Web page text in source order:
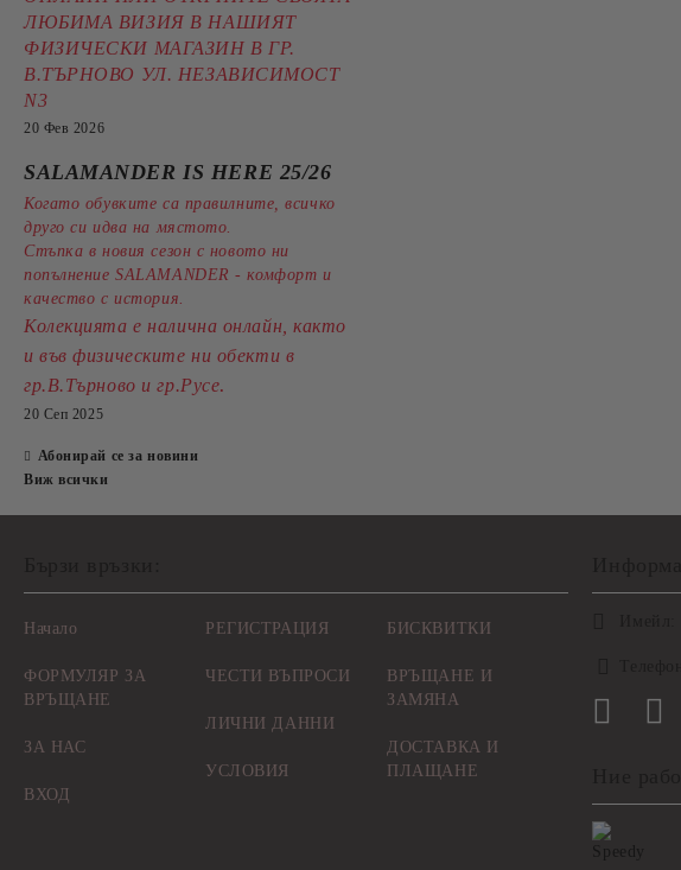
ЛЮБИМА ВИЗИЯ В НАШИЯТ
ФИЗИЧЕСКИ МАГАЗИН В ГР.
В.ТЪРНОВО УЛ. НЕЗАВИСИМОСТ
N3
20 Фев 2026
SALAMANDER IS HERE 25/26
Когато обувките са правилните, всичко
друго си идва на мястото.
Стъпка в новия сезон с новото ни
попълнение SALAMANDER - комфорт и
качество с история.
Колекцията е налична онлайн, както
и във физическите ни обекти в
гр.В.Търново и гр.Русе.
20 Сеп 2025
Абонирай се за новини
Виж всички
Начало
ФОРМУЛЯР ЗА
ВРЪЩАНЕ
ЗА НАС
ВХОД
РЕГИСТРАЦИЯ
ЧЕСТИ ВЪПРОСИ
ЛИЧНИ ДАННИ
УСЛОВИЯ
БИСКВИТКИ
ВРЪЩАНЕ И
ЗАМЯНА
ДОСТАВКА И
ПЛАЩАНЕ